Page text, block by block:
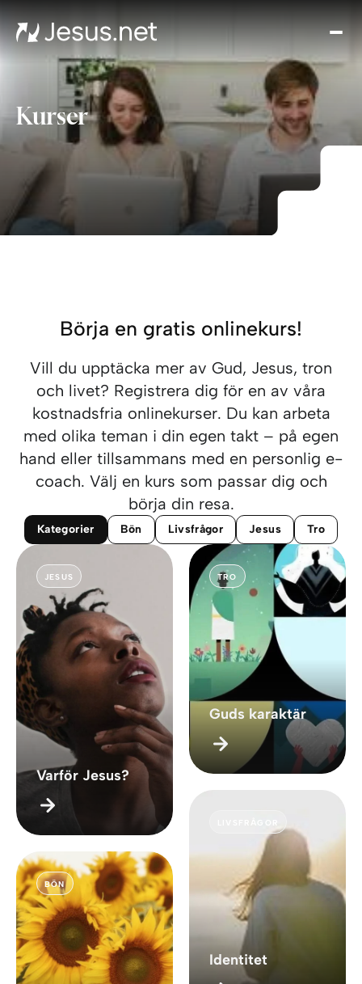
Hem
Kurser
Börja en gratis onlinekurs!
Vill du upptäcka mer av Gud, Jesus, tron
och livet? Registrera dig för en av våra
kostnadsfria onlinekurser. Du kan arbeta
med olika teman i din egen takt – på egen
hand eller tillsammans med en personlig e-
coach. Välj en kurs som passar dig och
börja din resa.
Kategorier Bön Livsfrågor Jesus Tro
JESUS
Varför Jesus?
TRO
Guds karaktär
BÖN
Identitet